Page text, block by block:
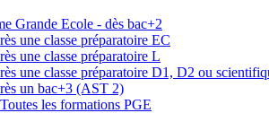
Grande Ecole - dès bac+2
une classe préparatoire EC
une classe préparatoire L
une classe préparatoire D1, D2 ou
un bac+3 (AST 2)
les formations PGE